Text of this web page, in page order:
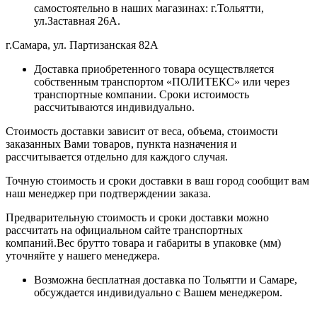
самостоятельно в наших магазинах: г.Тольятти,
ул.Заставная 26А.
г.Самара, ул. Партизанская 82А
Доставка приобретенного товара осуществляется
собственным транспортом «ПОЛИТЕКС» или через
транспортные компании. Сроки истоимость
рассчитываются индивидуально.
Стоимость доставки зависит от веса, объема, стоимости
заказанных Вами товаров, пункта назначения и
рассчитывается отдельно для каждого случая.
Точную стоимость и сроки доставки в ваш город сообщит вам
наш менеджер при подтверждении заказа.
Предварительную стоимость и сроки доставки можно
рассчитать на официальном сайте транспортных
компаний.Вес брутто товара и габариты в упаковке (мм)
уточняйте у нашего менеджера.
Возможна бесплатная доставка по Тольятти и Самаре,
обсуждается индивидуально с Вашем менеджером.